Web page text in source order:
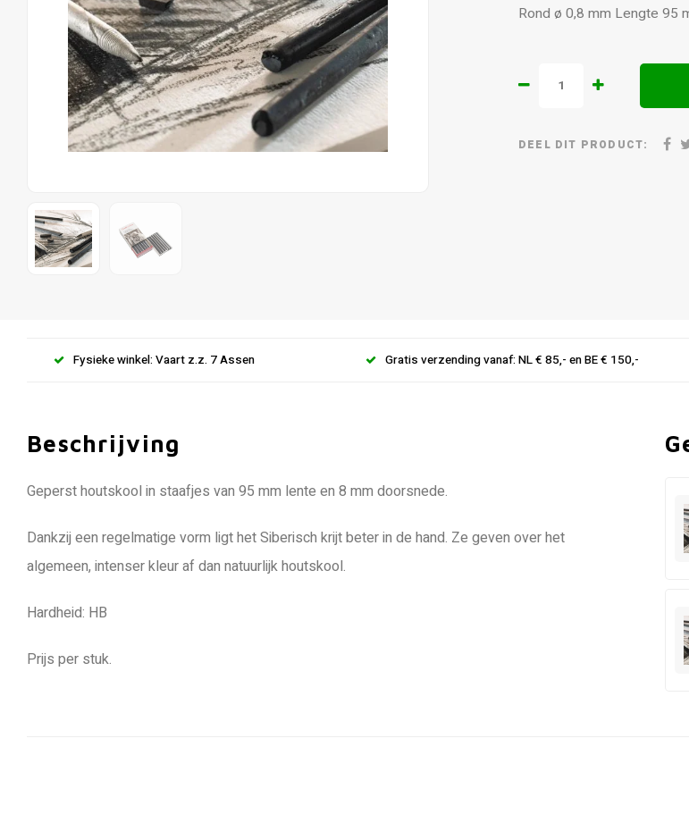
Rond ø 0,8 mm Lengte 95
DEEL DIT PRODUCT:
Fysieke winkel: Vaart z.z. 7 Assen Gratis verzending vanaf: NL € 85,- en BE € 150,-
Beschrijving
Geperst houtskool in staafjes van 95 mm lente en 8 mm doorsnede.
Dankzij een regelmatige vorm ligt het Siberisch krijt beter in de hand. Ze geven over het
algemeen, intenser kleur af dan natuurlijk houtskool.
Hardheid: HB
Prijs per stuk.